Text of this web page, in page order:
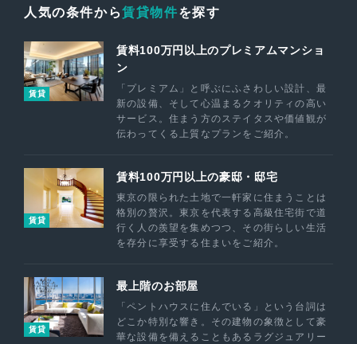
人気の条件から賃貸物件を探す
賃貸
賃料100万円以上のプレミアムマンショ
ン
「プレミアム」と呼ぶにふさわしい設計、最
新の設備、そして心温まるクオリティの高い
サービス。住まう方のステイタスや価値観が
伝わってくる上質なプランをご紹介。
賃貸
賃料100万円以上の豪邸・邸宅
東京の限られた土地で一軒家に住まうことは
格別の贅沢。東京を代表する高級住宅街で道
行く人の羨望を集めつつ、その街らしい生活
を存分に享受する住まいをご紹介。
賃貸
最上階のお部屋
「ペントハウスに住んでいる」という台詞は
どこか特別な響き。その建物の象徴として豪
華な設備を備えることもあるラグジュアリー